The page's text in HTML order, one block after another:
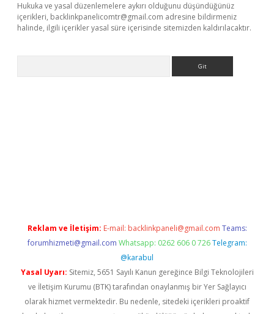
Hukuka ve yasal düzenlemelere aykırı olduğunu düşündüğünüz
içerikleri, backlinkpanelicomtr@gmail.com adresine bildirmeniz
halinde, ilgili içerikler yasal süre içerisinde sitemizden kaldırılacaktır.
Reklam ve İletişim: E-mail: backlinkpaneli@gmail.com Teams:
forumhizmeti@gmail.com Whatsapp: 0262 606 0 726 Telegram:
@karabul
Yasal Uyarı: Sitemiz, 5651 Sayılı Kanun gereğince Bilgi Teknolojileri
ve İletişim Kurumu (BTK) tarafından onaylanmış bir Yer Sağlayıcı
olarak hizmet vermektedir. Bu nedenle, sitedeki içerikleri proaktif